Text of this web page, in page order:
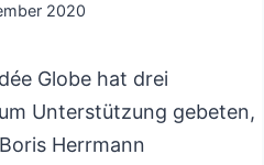
2020
Globe hat drei
Unterstützung gebeten,
Herrmann